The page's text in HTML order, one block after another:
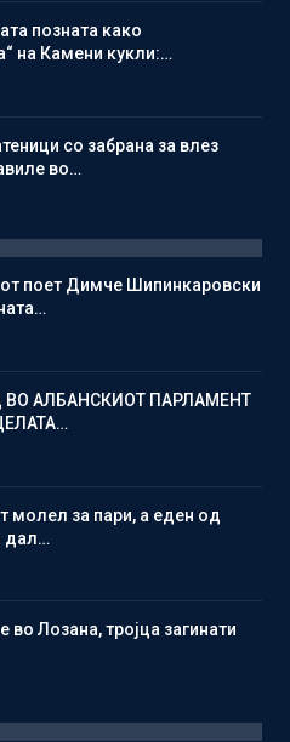
позната како
на Камени кукли:…
со забрана за влез
во…
поет Димче Шипинкаровски
АЛБАНСКИОТ ПАРЛАМЕНТ
молел за пари, а еден од
дал…
во Лозана, тројца загинати